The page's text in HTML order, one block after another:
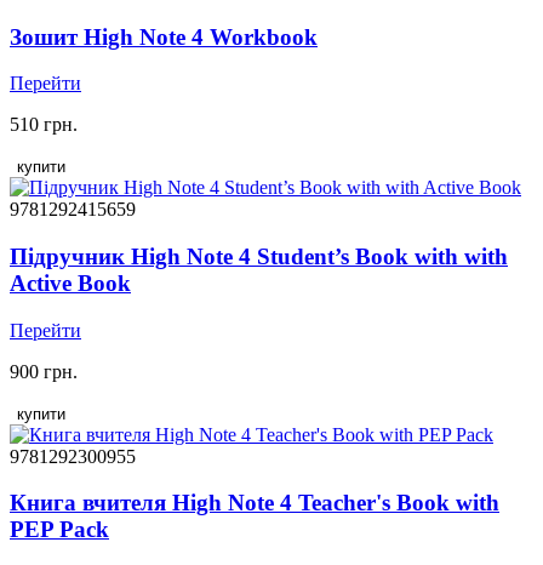
Зошит High Note 4 Workbook
Перейти
510 грн.
купити
9781292415659
Підручник High Note 4 Student’s Book with with
Active Book
Перейти
900 грн.
купити
9781292300955
Книга вчителя High Note 4 Teacher's Book with
PEP Pack